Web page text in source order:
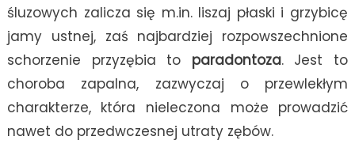
śluzowych zalicza się m.in. liszaj płaski i grzybicę
jamy ustnej, zaś najbardziej rozpowszechnione
schorzenie przyzębia to paradontoza. Jest to
choroba zapalna, zazwyczaj o przewlekłym
charakterze, która nieleczona może prowadzić
nawet do przedwczesnej utraty zębów.